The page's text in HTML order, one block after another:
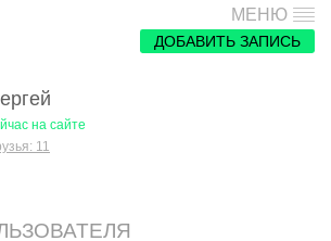
МЕНЮ
ДОБАВИТЬ ЗАПИСЬ
на сайте
11